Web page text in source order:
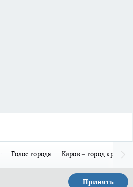
Голос города Киров – город
Принять